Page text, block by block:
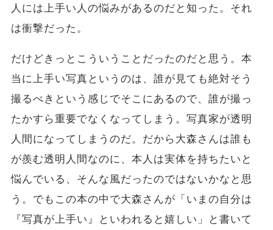
人には上手い人の悩みがあるのだと知った。それ
は衝撃だった。
だけどきっとこういうことだったのだと思う。本
当に上手い写真というのは、誰が見ても絶対そう
撮るべきという感じでそこにあるので、誰が撮っ
たかすら重要でなくなってしまう。写真家が透明
人間になってしまうのだ。だから大森さんは誰も
が羨む透明人間なのに、本人は実体を持ちたいと
悩んでいる、そんな風だったのではないかなと思
う。でもこの本の中で大森さんが「いまの自分は
『写真が上手い』といわれると嬉しい」と書いて